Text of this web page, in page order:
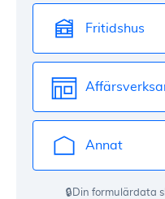
Fritidshus
Annat
🔒Din formulärdata